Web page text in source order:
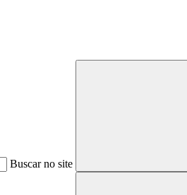
Buscar no site